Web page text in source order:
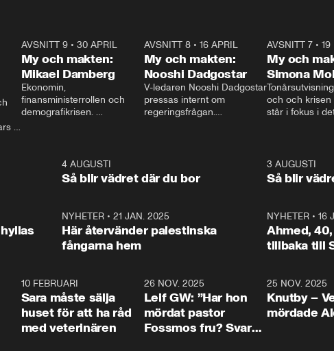
AVSNITT 9• 30 APRIL
My och makten:
Mikael Damberg
Ekonomin,
finansministerrollen och
demografikrisen.
och Makten.
AVSNITT 8• 16 APRIL
My och makten:
Nooshi Dadgostar
V-ledaren Nooshi Dadgostar
pressas internt om
regeringsfrågan.
– Vi ställer upp i val. Ska vi
vara med så sitter vi förstås
AVSNITT 7• 19
My och
Simona
och och krisen
står i fokus i
kommentator My
Rohwedder
utbildnings-
Mohamsson
1:064 AUGUSTI
Så blir vädret där du bor
3 AUGUSTI
Så blir
NYHETER •21 JAN. 2025
Här återvänder palestinska
fångarna hem
NYHETER• 16
Ahmed,
tillbaka till
10 FEBRUARI
Sara måste sälja
huset för att ha råd
med veterinären
26 NOV. 2025
Leif GW: ”Har hon
mördat pastor
Fossmos fru? Svar
25 NOV. 2025
Knutby –
mördade